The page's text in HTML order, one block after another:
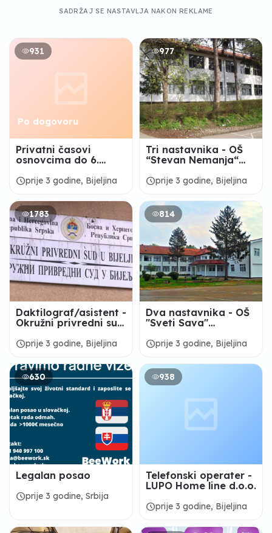
SADRŽAJ SE NASTAVLJA NAKON REKLAME
931
Po dogovoru
Privatni časovi
osnovcima do 6.
scheduleprije 3 godine, Bijeljina
977
Tri nastavnika - OŠ
“Stevan Nemanja“
scheduleprije 3 godine, Bijeljina
1783
Daktilograf/asistent -
Okružni privredni sud
scheduleprije 3 godine, Bijeljina
814
Dva nastavnika - OŠ
"Sveti Sava"
scheduleprije 3 godine, Bijeljina
630
Legalan posao
scheduleprije 3 godine, Srbija
938
Telefonski operater -
LUPO Home line d.o.o.
scheduleprije 3 godine, Bijeljina